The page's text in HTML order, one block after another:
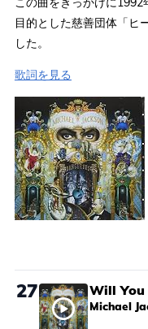
目的とした慈善団体「ヒ
した。
歌詞を見る
27 Will You
Michael